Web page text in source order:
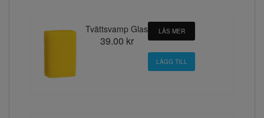
Tvättsvamp Glas
39.00 kr
LÄS MER